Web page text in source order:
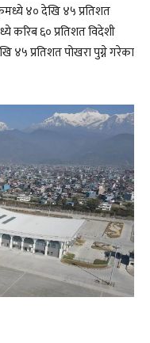
४० देखि ४५ प्रतिशत
करिब ६० प्रतिशत विदेशी
४५ प्रतिशत पोखरा पुग्ने गरेका